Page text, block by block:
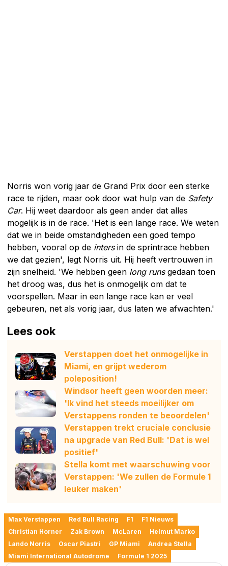
Norris won vorig jaar de Grand Prix door een sterke
race te rijden, maar ook door wat hulp van de Safety
Car. Hij weet daardoor als geen ander dat alles
mogelijk is in de race. 'Het is een lange race. We weten
dat we in beide omstandigheden een goed tempo
hebben, vooral op de intersin de sprintrace hebben
we dat gezien', legt Norris uit. Hij heeft vertrouwen in
zijn snelheid. 'We hebben geen long runsgedaan toen
het droog was, dus het is onmogelijk om dat te
voorspellen. Maar in een lange race kan er veel
gebeuren, net als vorig jaar, dus laten we afwachten.'
Lees ook
Verstappen doet het onmogelijke in
Miami, en grijpt wederom
poleposition!
Windsor heeft geen woorden meer:
'Ik vind het steeds moeilijker om
Verstappens ronden te beoordelen'
Verstappen trekt cruciale conclusie
na upgrade van Red Bull: 'Dat is wel
positief'
Stella komt met waarschuwing voor
Verstappen: 'We zullen de Formule 1
leuker maken'
Max Verstappen Red Bull Racing F1
F1 Nieuws
Christian Horner
Zak Brown McLaren
Helmut Marko
Lando Norris
Oscar Piastri GP Miami
Andrea Stella
Miami International Autodrome
Formule 1 2025